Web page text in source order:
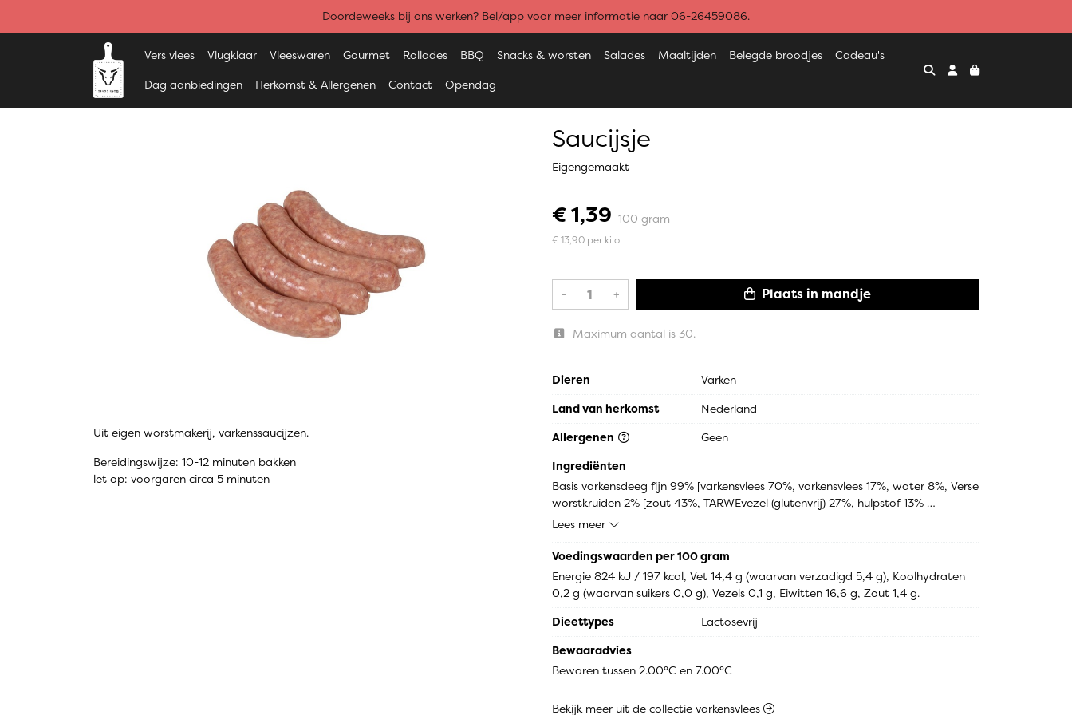
Doordeweeks bij ons werken? Bel/app voor meer informatie naar 06-26459086.
Vers vlees Vlugklaar Vleeswaren Gourmet Rollades BBQ Snacks & worsten Salades Maaltijden Belegde broodjes Cadeau's
Dag aanbiedingen Herkomst & Allergenen Contact Opendag
Uit eigen worstmakerij, varkenssaucijzen.
Bereidingswijze: 10-12 minuten bakken
let op: voorgaren circa 5 minuten
Saucijsje
Eigengemaakt
€ 1,39 100 gram
€ 13,90 per kilo
– + Plaats in mandje
Maximum aantal is 30.
Dieren
Varken
Land van herkomst
Nederland
Allergenen
Geen
Ingrediënten
Basis varkensdeeg fijn 99% [varkensvlees 70%, varkensvlees 17%, water 8%, Verse
worstkruiden 2% [zout 43%, TARWEvezel (glutenvrij) 27%, hulpstof 13%
[conserveermiddel: E262, antioxidant: E301, E300, E331], kruiden 13% [witte
(glutenvrij)], varkensdarm [natuurdarm, water, zout]
Lees meer
Voedingswaarden per 100 gram
Energie 824 kJ / 197 kcal, Vet 14,4 g (waarvan verzadigd 5,4 g), Koolhydraten
0,2 g (waarvan suikers 0,0 g), Vezels 0,1 g, Eiwitten 16,6 g, Zout 1,4 g.
Dieettypes
Lactosevrij
Bewaaradvies
Bewaren tussen 2.00°C en 7.00°C
Bekijk meer uit de collectie varkensvlees